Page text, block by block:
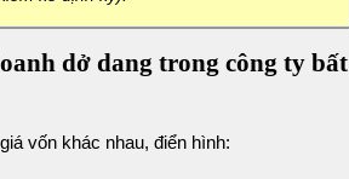
dở dang trong công ty bất
vốn khác nhau, điển hình: